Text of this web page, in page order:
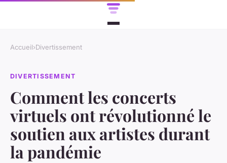
Accueil›Divertissement
DIVERTISSEMENT
Comment les concerts
virtuels ont révolutionné le
soutien aux artistes durant
la pandémie